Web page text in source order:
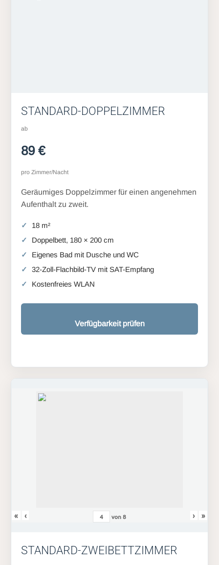
STANDARD-DOPPELZIMMER
ab
89 €
pro Zimmer/Nacht
Geräumiges Doppelzimmer für einen angenehmen
Aufenthalt zu zweit.
18 m²
Doppelbett, 180 × 200 cm
Eigenes Bad mit Dusche und WC
32-Zoll-Flachbild-TV mit SAT-Empfang
Kostenfreies WLAN
Verfügbarkeit prüfen
« ‹ von8 › »
STANDARD-ZWEIBETTZIMMER